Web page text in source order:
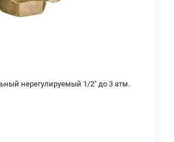
нерегулируемый 1/2" до 3 атм.